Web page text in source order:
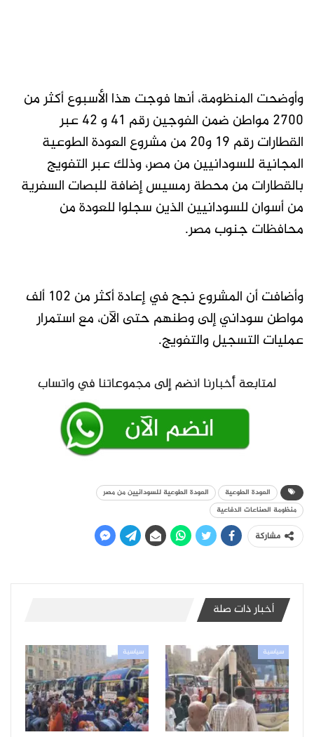
وأوضحت المنظومة، أنها فوجت هذا الأسبوع أكثر من
2700 مواطن ضمن الفوجين رقم 41 و 42 عبر
القطارات رقم 19 و20 من مشروع العودة الطوعية
المجانية للسودانيين من مصر، وذلك عبر التفويج
بالقطارات من محطة رمسيس إضافة للبصات السفرية
من أسوان للسودانيين الذين سجلوا للعودة من
محافظات جنوب مصر.
وأضافت أن المشروع نجح في إعادة أكثر من 102 ألف
مواطن سوداني إلى وطنهم حتى الآن، مع استمرار
عمليات التسجيل والتفويج.
العودة الطوعية
العودة الطوعية للسودانيين من مصر
منظومة الصناعات الدفاعية
مشاركة
أخبار ذات صلة
سياسية سياسية